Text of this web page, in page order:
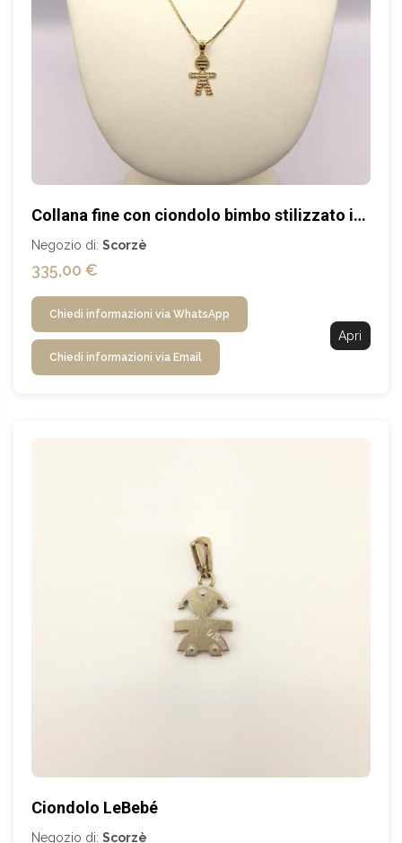
Collana fine con ciondolo bimbo stilizzato in SCONTO
Negozio di: Scorzè
335,00 €
Chiedi informazioni via WhatsApp
Chiedi informazioni via Email
Apri
Ciondolo LeBebé
Negozio di: Scorzè